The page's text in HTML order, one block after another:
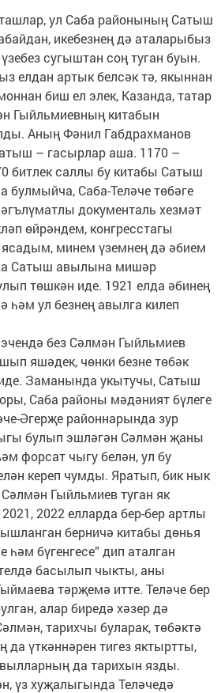
ул Саба районының Сатыш
икебезнең дә аталарыбыз
сугыштан соң туган буын.
елдан артык белсәк тә, якыннан
биш ел элек, Казанда, татар
Гыйльмиевның китабын
Аның Фәнил Габдрахманов
– гасырлар аша. 1170 –
битлек саллы бу китабы Сатыш
булмыйча, Саба-Теләче төбәге
документаль хезмәт
өйрәндем, конгресстагы
минем үземнең дә әбием
Сатыш авылына мишәр
төшкән иде. 1921 елда әбинең
һәм ул безнең авылга килеп
без Сәлмән Гыйльмиев
яшәдек, чөнки безне төбәк
Заманында укытучы, Сатыш
Саба районы мәдәният бүлеге
Әгерҗе районнарында зур
булып эшләгән Сәлмән җаны
форсат чыгу белән, ул бу
кереп чумды. Яратып, бик нык
Гыйльмиев туган як
2022 елларда бер-бер артлы
берничә китабы дөнья
һәм бүгенгесе” дип аталган
басылып чыкты, аны
тәрҗемә итте. Теләче бер
алар биредә хәзер дә
тарихчы буларак, төбәктә
да үткәннәрен тигез яктыртты,
да тарихын язды.
үз хуҗалыгында Теләчедә